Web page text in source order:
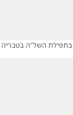
בתפילת השל"ה בטבריה